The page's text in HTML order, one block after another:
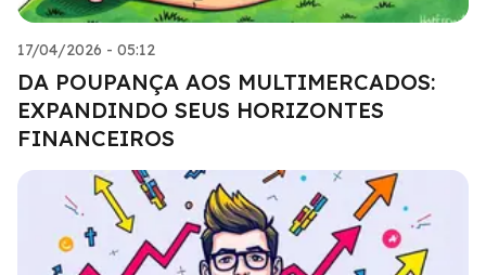
17/04/2026 - 05:12
DA POUPANÇA AOS MULTIMERCADOS:
EXPANDINDO SEUS HORIZONTES
FINANCEIROS